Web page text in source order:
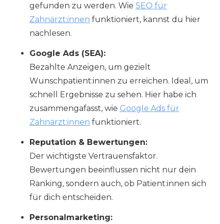
gefunden zu werden. Wie SEO für
Zahnärzt:innen funktioniert, kannst du hier
nachlesen.
Google Ads (SEA):
Bezahlte Anzeigen, um gezielt
Wunschpatient:innen zu erreichen. Ideal, um
schnell Ergebnisse zu sehen. Hier habe ich
zusammengafasst, wie Google Ads für
Zahnärzt:innen funktioniert.
Reputation & Bewertungen:
Der wichtigste Vertrauensfaktor.
Bewertungen beeinflussen nicht nur dein
Ranking, sondern auch, ob Patient:innen sich
für dich entscheiden.
Personalmarketing: